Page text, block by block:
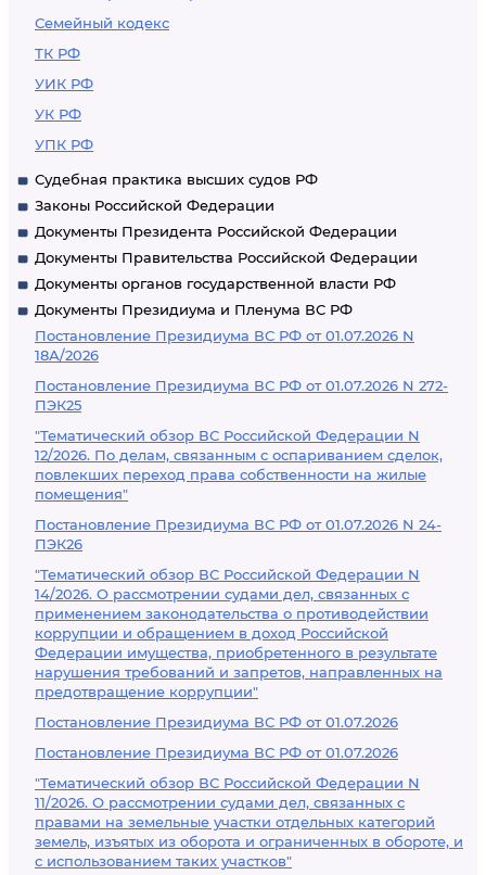
Семейный кодекс
ТК РФ
УИК РФ
УК РФ
УПК РФ
Судебная практика высших судов РФ
Законы Российской Федерации
Документы Президента Российской Федерации
Документы Правительства Российской Федерации
Документы органов государственной власти РФ
Документы Президиума и Пленума ВС РФ
Постановление Президиума ВС РФ от 01.07.2026 N
18А/2026
Постановление Президиума ВС РФ от 01.07.2026 N 272-
ПЭК25
"Тематический обзор ВС Российской Федерации N
12/2026. По делам, связанным с оспариванием сделок,
повлекших переход права собственности на жилые
помещения"
Постановление Президиума ВС РФ от 01.07.2026 N 24-
ПЭК26
"Тематический обзор ВС Российской Федерации N
14/2026. О рассмотрении судами дел, связанных с
применением законодательства о противодействии
коррупции и обращением в доход Российской
Федерации имущества, приобретенного в результате
нарушения требований и запретов, направленных на
предотвращение коррупции"
Постановление Президиума ВС РФ от 01.07.2026
Постановление Президиума ВС РФ от 01.07.2026
"Тематический обзор ВС Российской Федерации N
11/2026. О рассмотрении судами дел, связанных с
правами на земельные участки отдельных категорий
земель, изъятых из оборота и ограниченных в обороте, и
с использованием таких участков"